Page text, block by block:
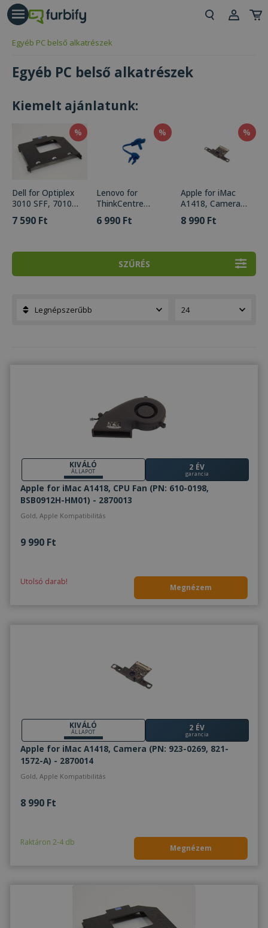
Egyéb PC belső alkatrészek
Egyéb PC belső alkatrészek
Kiemelt ajánlatunk:
%
Dell for Optiplex
3010 SFF, 7010
SFF, 9010 SFF,
Slim CD/DVD
PB60236,
7 590 Ft
%
Lenovo for
ThinkCentre
M710q, M910q,
M.2 SSD Clip (PN:
6 990 Ft
%
Apple for iMac
A1418, Camera
(PN: 923-0269,
821-1572-A)
8 990 Ft
SZŰRÉS
KIVÁLÓ
ÁLLAPOT 2 ÉV
garancia
Apple for iMac A1418, CPU Fan (PN: 610-0198,
BSB0912H-HM01) - 2870013
Gold, Apple Kompatibilitás
9 990 Ft
Utolsó darab!
Megnézem
KIVÁLÓ
ÁLLAPOT 2 ÉV
garancia
Apple for iMac A1418, Camera (PN: 923-0269, 821-
1572-A) - 2870014
Gold, Apple Kompatibilitás
8 990 Ft
Raktáron 2-4 db
Megnézem
gomb